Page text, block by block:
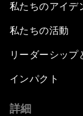
私たちのアイデ
私たちの活動
リーダーシップ
インパクト
詳細